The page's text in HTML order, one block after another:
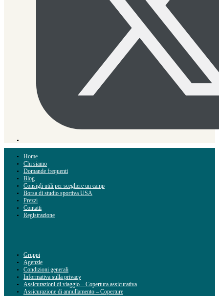
Home
Chi siamo
Domande frequenti
Blog
Consigli utili per scegliere un camp
Borsa di studio sportiva USA
Prezzi
Contatti
Registrazione
Gruppi
Agenzie
Condizioni generali
Informativa sulla privacy
Assicurazioni di viaggio – Copertura assicurativa
Assicurazione di annullamento – Coperture